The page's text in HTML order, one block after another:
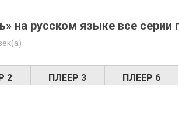
на русском языке все серии
2 ПЛЕЕР 3 ПЛЕЕР 6